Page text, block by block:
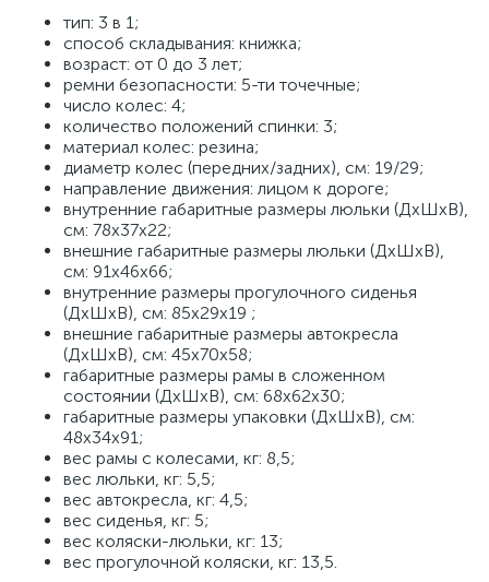
тип: 3 в 1;
способ складывания: книжка;
возраст: от 0 до 3 лет;
ремни безопасности: 5-ти точечные;
число колес: 4;
количество положений спинки: 3;
материал колес: резина;
диаметр колес (передних/задних), см: 19/29;
направление движения: лицом к дороге;
внутренние габаритные размеры люльки (ДхШхВ),
см: 78х37х22;
внешние габаритные размеры люльки (ДхШхВ),
см: 91х46х66;
внутренние размеры прогулочного сиденья
(ДхШхВ), см: 85х29х19 ;
внешние габаритные размеры автокресла
(ДхШхВ), см: 45х70х58;
габаритные размеры рамы в сложенном
состоянии (ДхШхВ), см: 68х62х30;
габаритные размеры упаковки (ДхШхВ), см:
48x34x91;
вес рамы с колесами, кг: 8,5;
вес люльки, кг: 5,5;
вес автокресла, кг: 4,5;
вес сиденья, кг: 5;
вес коляски-люльки, кг: 13;
вес прогулочной коляски, кг: 13,5.